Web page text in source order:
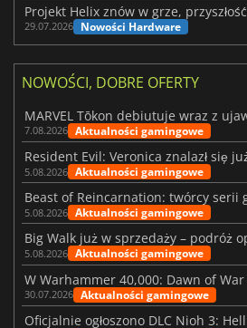
29.07.2026 Nowości Hardware
NOWOŚCI, DOBRE OFERTY
7.08.2026 Aktualności gamingowe
5.08.2026 Aktualności gamingowe
5.08.2026 Aktualności gamingowe
5.08.2026 Aktualności gamingowe
30.07.2026 Aktualności gamingowe
Oficjalnie ogłoszono DLC Nioh 3: